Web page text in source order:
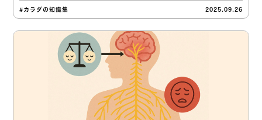
#カラダの知識集 2025.09.26